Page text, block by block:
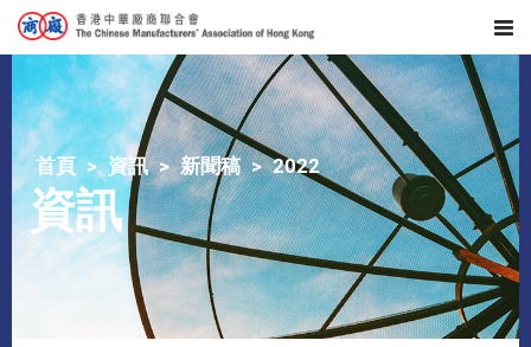
首頁 資訊 新聞稿 2022
資訊